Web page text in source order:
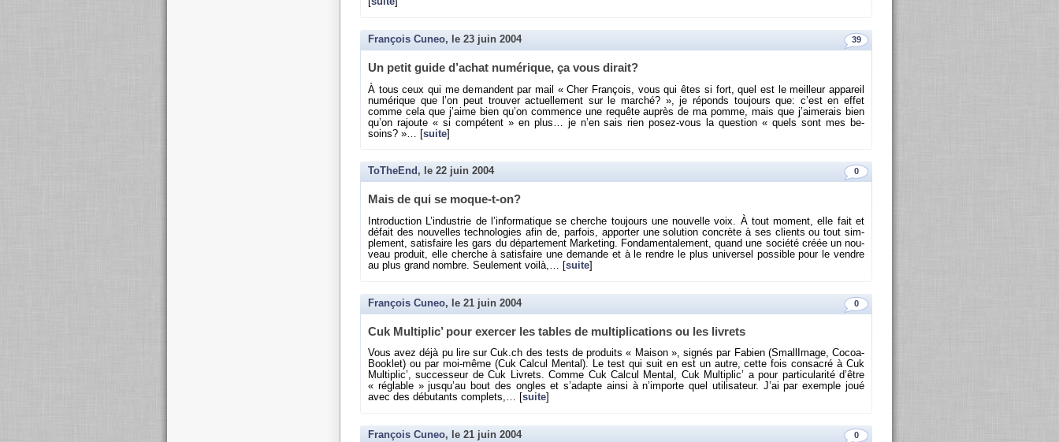
39
François Cuneo, le 23 juin 2004
Un petit guide d’achat nu­mé­rique, ça vous di­rait?
À tous ceux qui me de­mandent par mail « Cher Fran­çois, vous qui êtes si fort, quel est le meilleur ap­pa­reil
nu­mé­rique que l’on peut trou­ver ac­tuel­le­ment sur le mar­ché? », je ré­ponds tou­jours que: c’est en effet
comme cela que j’aime bien qu’on com­mence une re­quête au­près de ma pomme, mais que j’ai­me­rais bien
qu’on ra­joute « si com­pé­tent » en plus… je n’en sais rien po­sez-vous la ques­tion « quels sont mes be­
soins? »… [suite]
0
ToTheEnd , le 22 juin 2004
Mais de qui se moque-t-on?
In­tro­duc­tion L’in­dus­trie de l’in­for­ma­tique se cherche tou­jours une nou­velle voix. À tout mo­ment, elle fait et
dé­fait des nou­velles tech­no­lo­gies afin de, par­fois, ap­por­ter une so­lu­tion concrète à ses clients ou tout sim­
ple­ment, sa­tis­faire les gars du dé­par­te­ment Mar­ke­ting. Fon­da­men­ta­le­ment, quand une so­ciété créée un nou­
veau pro­duit, elle cherche à sa­tis­faire une de­mande et à le rendre le plus uni­ver­sel pos­sible pour le vendre
au plus grand nombre. Seule­ment voilà,… [ suite
0
François Cuneo, le 21 juin 2004
Cuk Mul­ti­plic’ pour exer­cer les tables de mul­ti­pli­ca­tions ou les li­vrets
Vous avez déjà pu lire sur Cuk.​ch des tests de pro­duits « Mai­son », si­gnés par Fa­bien (Smal­lI­mage, Co­coa­
Book­let) ou par moi-même (Cuk Cal­cul Men­tal). Le test qui suit en est un autre, cette fois consa­cré à Cuk
Mul­ti­plic’, suc­ces­seur de Cuk Li­vrets. Comme Cuk Cal­cul Men­tal, Cuk Mul­ti­plic’ a pour par­ti­cu­la­rité d’être
« ré­glable » jus­qu’au bout des ongles et s’adapte ainsi à n’im­porte quel uti­li­sa­teur. J’ai par exemple joué
avec des dé­bu­tants com­plets,… [ suite
0
François Cuneo, le 21 juin 2004